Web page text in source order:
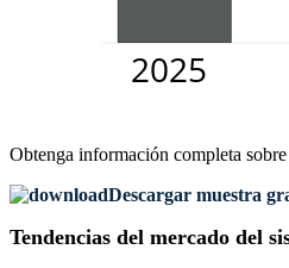
Obtenga información completa sobre
Descargar muestra
Tendencias del mercado del